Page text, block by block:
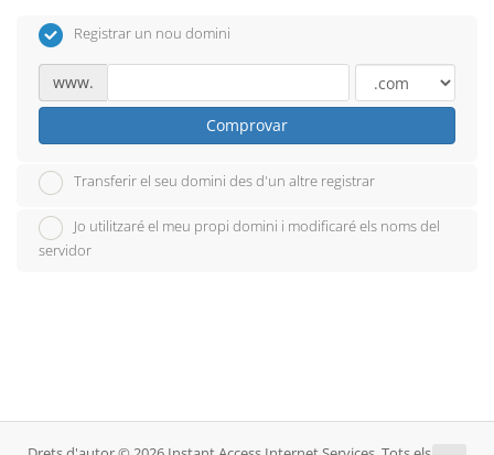
Registrar un nou domini
www.
Comprovar
Transferir el seu domini des d'un altre registrar
Jo utilitzaré el meu propi domini i modificaré els noms del
servidor